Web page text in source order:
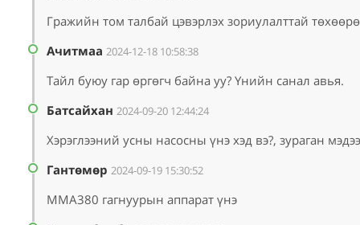
Гражийн том талбай цэвэрлэх зориулалттай
Ачитмаа 2024-12-18 10:58:38
Тайл буюу гар өргөгч байна уу? Үнийн санал авья.
Батсайхан 2024-09-20 12:44:24
Хэрэглээний усны насосны үнэ хэд вэ?, зураган
Гантөмөр 2024-09-19 15:30:52
MMA380 гагнуурын аппарат үнэ